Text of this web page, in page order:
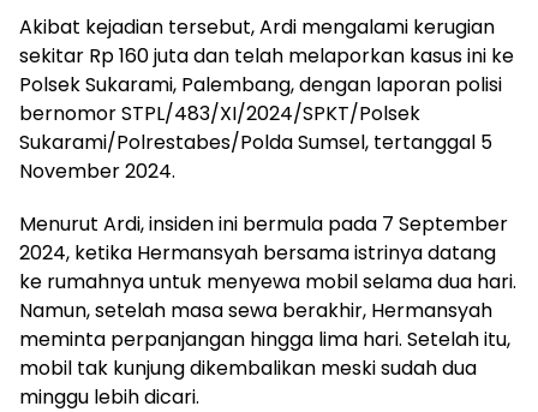
Akibat kejadian tersebut, Ardi mengalami kerugian
sekitar Rp 160 juta dan telah melaporkan kasus ini ke
Polsek Sukarami, Palembang, dengan laporan polisi
bernomor STPL/483/XI/2024/SPKT/Polsek
Sukarami/Polrestabes/Polda Sumsel, tertanggal 5
November 2024.
Menurut Ardi, insiden ini bermula pada 7 September
2024, ketika Hermansyah bersama istrinya datang
ke rumahnya untuk menyewa mobil selama dua hari.
Namun, setelah masa sewa berakhir, Hermansyah
meminta perpanjangan hingga lima hari. Setelah itu,
mobil tak kunjung dikembalikan meski sudah dua
minggu lebih dicari.